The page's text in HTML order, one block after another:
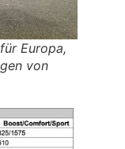
Europa,
von